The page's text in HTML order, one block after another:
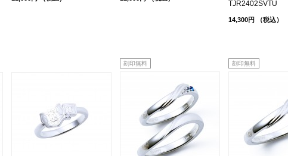
TJR2402SVTU
14,300円 （税込）
刻印無料 刻印無料